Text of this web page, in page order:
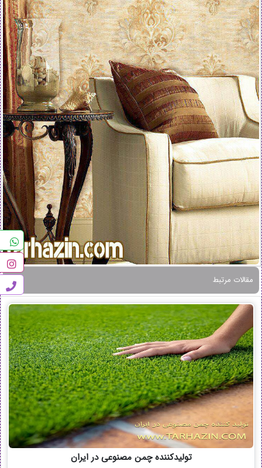
مقالات مرتبط
تولیدکننده چمن مصنوعی در ایران